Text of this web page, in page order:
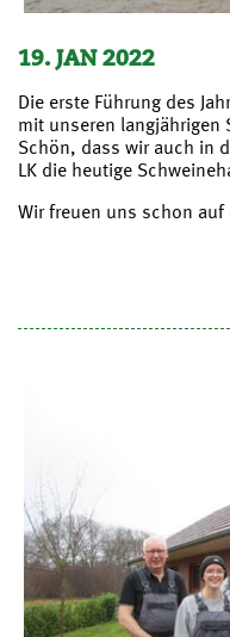
19. JAN 2022
Die erste Führung des
mit unseren langjährigen
Schön, dass wir auch in
LK die heutige
Wir freuen uns schon